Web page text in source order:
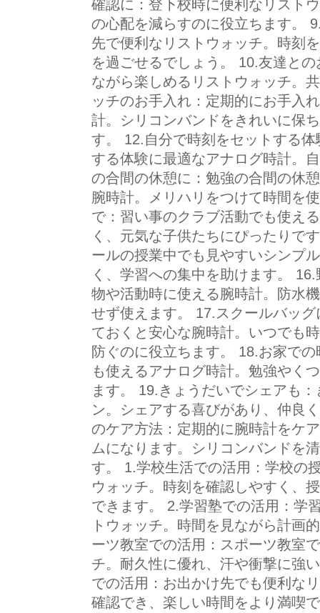
確認に：登下校時に便利なリスト
の心配を減らすのに役立ちます。
先で便利なリストウォッチ。時刻
を過ごせるでしょう。 10.友達と
ながら楽しめるリストウォッチ。
ッチのお手入れ：定期的にお手入
計。シリコンバンドをきれいに保
す。 12.自分で時刻をセットする
する体験に最適なアナログ時計。
の合間の休憩に：勉強の合間の休
腕時計。メリハリをつけて時間を
で：習い事のクラブ活動でも使え
く、元気な子供たちにぴったりで
ールの授業中でも見やすいシンプ
く、学習への集中を助けます。
物や活動時に使える腕時計。防水
せず使えます。 17.スクールバッ
ておくと安心な腕時計。いつでも
防ぐのに役立ちます。 18.お家で
も使えるアナログ時計。勉強やく
ます。 19.きょうだいでシェアも
ン。シェアする喜びがあり、仲良
のケア方法：定期的に腕時計をケ
ムになります。シリコンバンドを
す。 1.学校生活での活用：学校の
ウォッチ。時刻を確認しやすく、
できます。 2.学習塾での活用：学
トウォッチ。時間を見ながら計画
ーツ教室での活用：スポーツ教室
チ。耐久性に優れ、汗や衝撃に強
での活用：お出かけ先でも便利な
確認でき、楽しい時間をより満喫